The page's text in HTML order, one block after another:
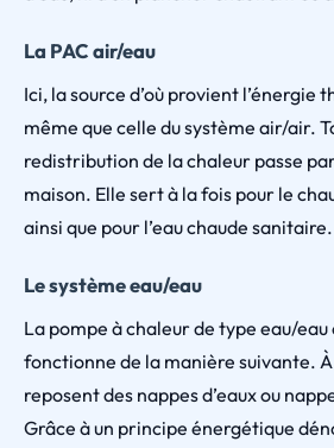
La PAC air/eau
Ici, la source d’où provient l’énergie
même que celle du système air/air.
redistribution de la chaleur passe
maison. Elle sert à la fois pour le
ainsi que pour l’eau chaude sanitaire.
Le système eau/eau
La pompe à chaleur de type eau/
fonctionne de la manière suivante.
reposent des nappes d’eaux ou
Grâce à un principe énergétique